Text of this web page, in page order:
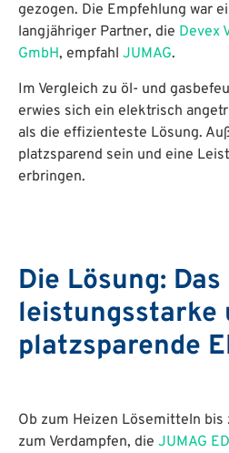
gezogen. Die Empfehlung war
langjähriger Partner, die Devex
GmbH, empfahl JUMAG.
Im Vergleich zu öl- und
erwies sich ein elektrisch
als die effizienteste Lösung.
platzsparend sein und eine
erbringen.
Die Lösung: Das
leistungsstarke
platzsparende
Ob zum Heizen Lösemitteln
zum Verdampfen, die JUMAG